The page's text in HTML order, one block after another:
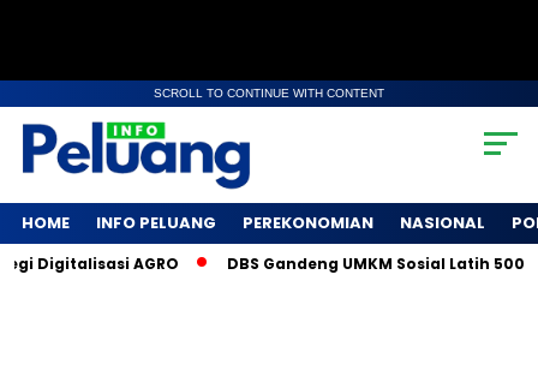
SCROLL TO CONTINUE WITH CONTENT
HOME INFO PELUANG PEREKONOMIAN NASIONAL
AGRO DBS Gandeng UMKM Sosial Latih 500